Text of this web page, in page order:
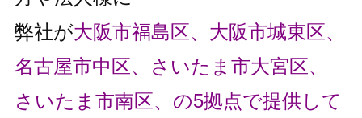
弊社が大阪市福島区、大阪市城東区、
名古屋市中区、さいたま市大宮区、
さいたま市南区、の5拠点で提供して